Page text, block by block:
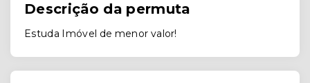
Descrição da permuta
Estuda Imóvel de menor valor!